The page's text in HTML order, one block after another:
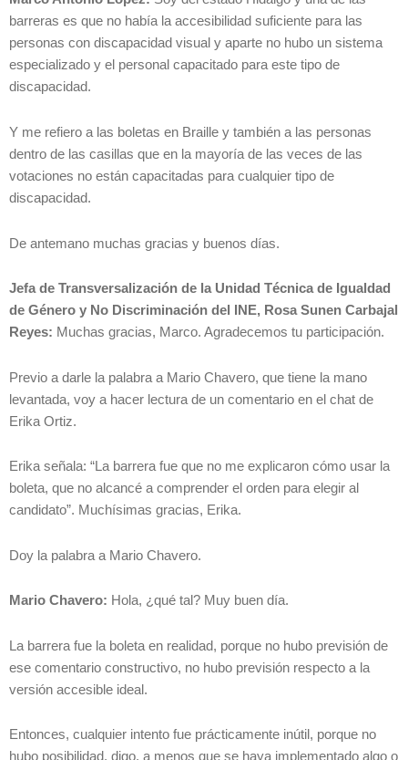
barreras es que no había la accesibilidad suficiente para las
personas con discapacidad visual y aparte no hubo un sistema
especializado y el personal capacitado para este tipo de
discapacidad.
Y me refiero a las boletas en Braille y también a las personas
dentro de las casillas que en la mayoría de las veces de las
votaciones no están capacitadas para cualquier tipo de
discapacidad.
De antemano muchas gracias y buenos días.
Jefa de Transversalización de la Unidad Técnica de Igualdad
de Género y No Discriminación del INE, Rosa Sunen Carbajal
Reyes: Muchas gracias, Marco. Agradecemos tu participación.
Previo a darle la palabra a Mario Chavero, que tiene la mano
levantada, voy a hacer lectura de un comentario en el chat de
Erika Ortiz.
Erika señala: “La barrera fue que no me explicaron cómo usar la
boleta, que no alcancé a comprender el orden para elegir al
candidato”. Muchísimas gracias, Erika.
Doy la palabra a Mario Chavero.
Mario Chavero: Hola, ¿qué tal? Muy buen día.
La barrera fue la boleta en realidad, porque no hubo previsión de
ese comentario constructivo, no hubo previsión respecto a la
versión accesible ideal.
Entonces, cualquier intento fue prácticamente inútil, porque no
hubo posibilidad, digo, a menos que se haya implementado algo o